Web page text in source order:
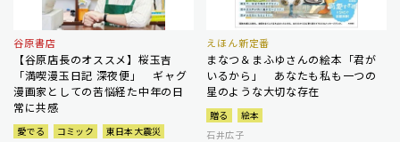
谷原書店
【谷原店長のオススメ】桜玉吉
「満喫漫玉日記 深夜便」 ギャグ
漫画家としての苦悩経た中年の日
常に共感
愛でる コミック
東日本大震災
えほん新定番
まなつ＆まふゆさんの絵本「君が
いるから」 あなたも私も一つの
星のような大切な存在
贈る
絵本
石井広子